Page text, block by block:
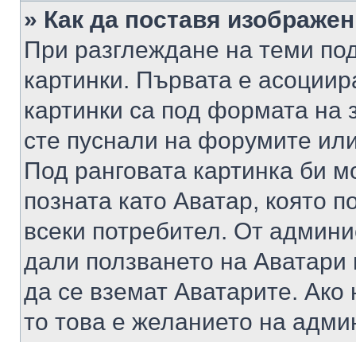
» Как да поставя
При разглеждане на теми
картинки. Първата е
картинки са под формата на
сте пуснали на форумите
Под ранговата картинка би
позната като Аватар, която
всеки потребител. От
дали ползването на
да се вземат Аватарите.
то това е желанието на